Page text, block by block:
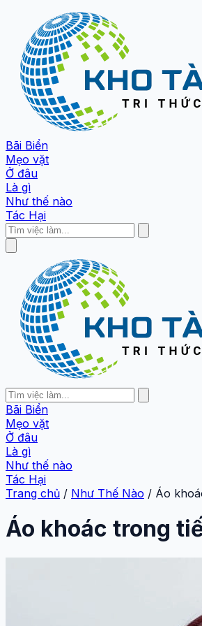
Bãi Biển
Mẹo vặt
Ở đâu
Là gì
Như thế nào
Tác Hại
Bãi Biển
Mẹo vặt
Ở đâu
Là gì
Như thế nào
Tác Hại
Trang chủ / Như Thế Nào / Áo
Áo khoác trong